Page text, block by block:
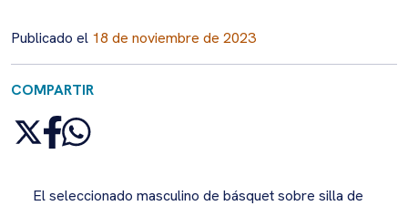
Publicado el 18 de noviembre de 2023
COMPARTIR
El seleccionado masculino de básquet sobre silla de